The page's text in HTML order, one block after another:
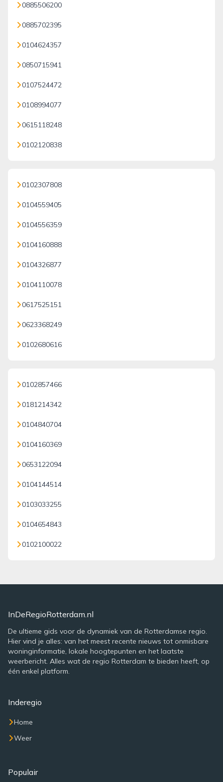
0885506200
0885702395
0104624357
0850715941
0107524472
0108994077
0615118248
0102120838
0102307808
0104559405
0104556359
0104160888
0104326877
0104110078
0617525151
0623368249
0102680616
0102857466
0181214342
0104840704
0104160369
0653122094
0104144514
0103033255
0104654843
0102100022
InDeRegioRotterdam.nl
De ultieme gids voor de dynamiek van de Rotterdamse regio.
Hier vind je alles: van het meest recente nieuws tot onmisbare
woninginformatie, lokale hoogtepunten en het laatste
weerbericht. Alles wat de regio Rotterdam te bieden heeft, op
één enkel platform.
Inderegio
Home
Weer
Populair